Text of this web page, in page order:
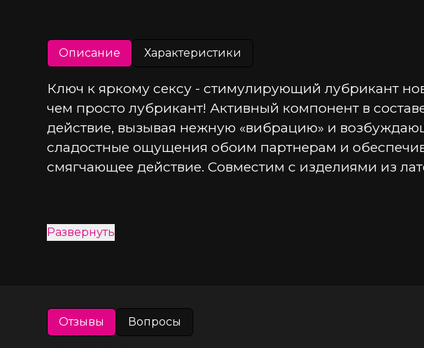
Описание Характеристики
Ключ к яркому сексу - стимулирующий лубрикант
чем просто лубрикант! Активный компонент в
действие, вызывая нежную «вибрацию» и
сладостные ощущения обоим партнерам и
смягчающее действие. Совместим с изделиями из
Развернуть
Отзывы Вопросы